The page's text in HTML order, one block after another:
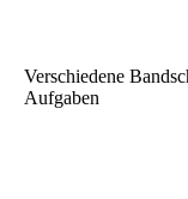
Verschiedene
Aufgaben